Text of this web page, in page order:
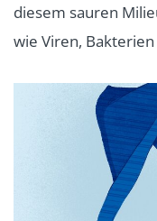
diesem sauren
wie Viren,